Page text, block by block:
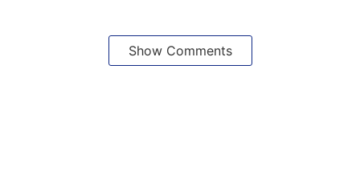
Show Comments